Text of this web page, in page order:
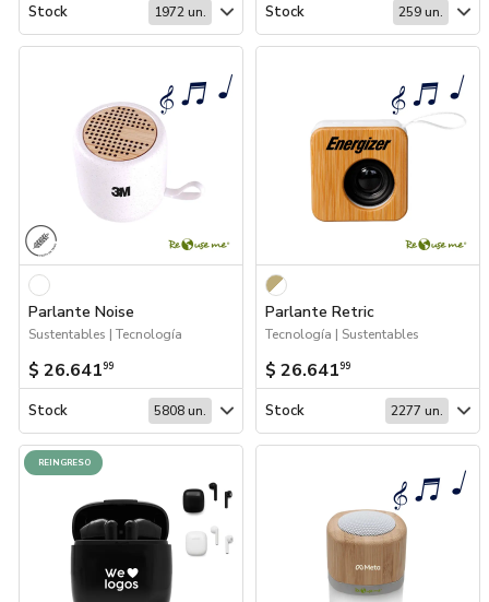
Stock 1972 un. Stock 259 un.
Parlante Noise
Sustentables | Tecnología
$ 26.64199
Stock 5808 un.
Parlante Retric
Tecnología | Sustentables
$ 26.64199
Stock 2277 un.
REINGRESO